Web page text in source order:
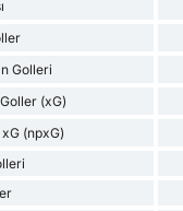
Golleri
(xG)
xG (npxG)